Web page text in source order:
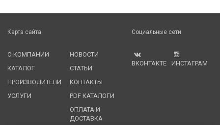
Карта сайта
О КОМПАНИИ
КАТАЛОГ
ПРОИЗВОДИТЕЛИ
УСЛУГИ
НОВОСТИ
СТАТЬИ
КОНТАКТЫ
PDF КАТАЛОГИ
ОПЛАТА И
ДОСТАВКА
Социальные сети
ВКОНТАКТЕ ИНСТАГРАМ